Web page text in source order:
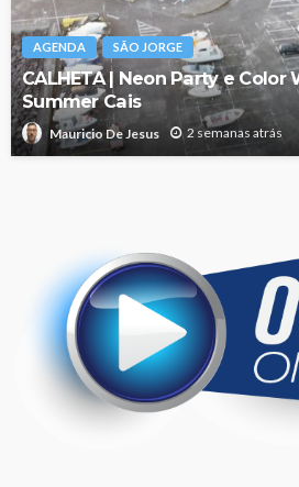
AGENDA SÃO JORGE
CALHETA | Neon Party e Color
Summer Cais
Mauricio De Jesus 2 semanas atrás